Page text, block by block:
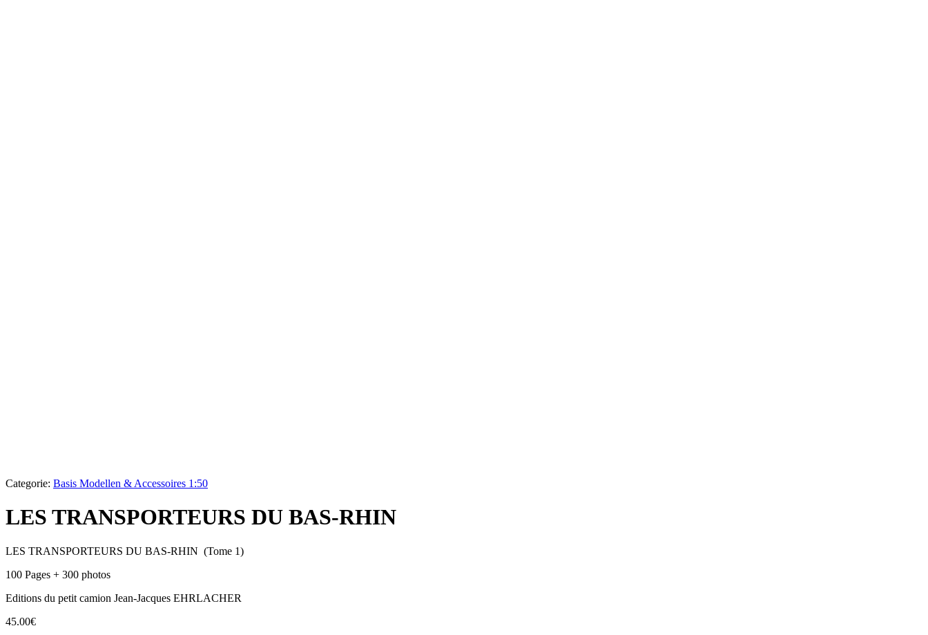
Categorie: Basis Modellen & Accessoires 1:50
LES TRANSPORTEURS DU BAS-RHIN
LES TRANSPORTEURS DU BAS-RHIN (Tome 1)
100 Pages + 300 photos
Editions du petit camion Jean-Jacques EHRLACHER
45.00€